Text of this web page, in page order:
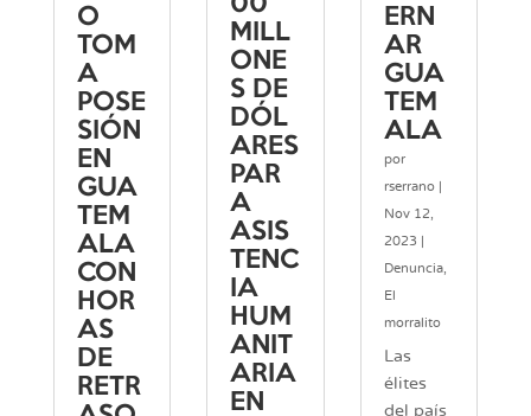
O
TOM
A
POSE
SIÓN
EN
GUA
TEM
ALA
CON
HOR
AS
DE
RETR
MILL
ONE
S DE
DÓL
ARES
PAR
A
ASIS
TENC
IA
HUM
ANIT
ARIA
EN
ERN
AR
GUA
TEM
ALA
por
rserrano|
Nov 12,
2023
Denuncia,
El
morralito
Las
élites
del país